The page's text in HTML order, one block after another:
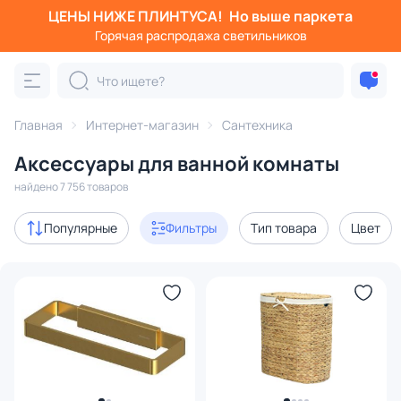
ЦЕНЫ НИЖЕ ПЛИНТУСА! Но выше паркета
Горячая распродажа светильников
Главная Интернет-магазин Сантехника
Аксессуары для ванной комнаты
найдено 7 756 товаров
Популярные Фильтры Тип товара Цвет
Фильтры
Категория: Аксессуары для ванной комнаты
для раковины для туалета для полотенец
Акции 310
с 3D-моделями 127
Доставка